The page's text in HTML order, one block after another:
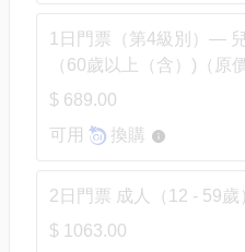
1日門票（第4級別）—
（60歲以上（含）)（原
$ 689.00
可用
換購
2日門票 成人（12 - 59歲
$ 1063.00